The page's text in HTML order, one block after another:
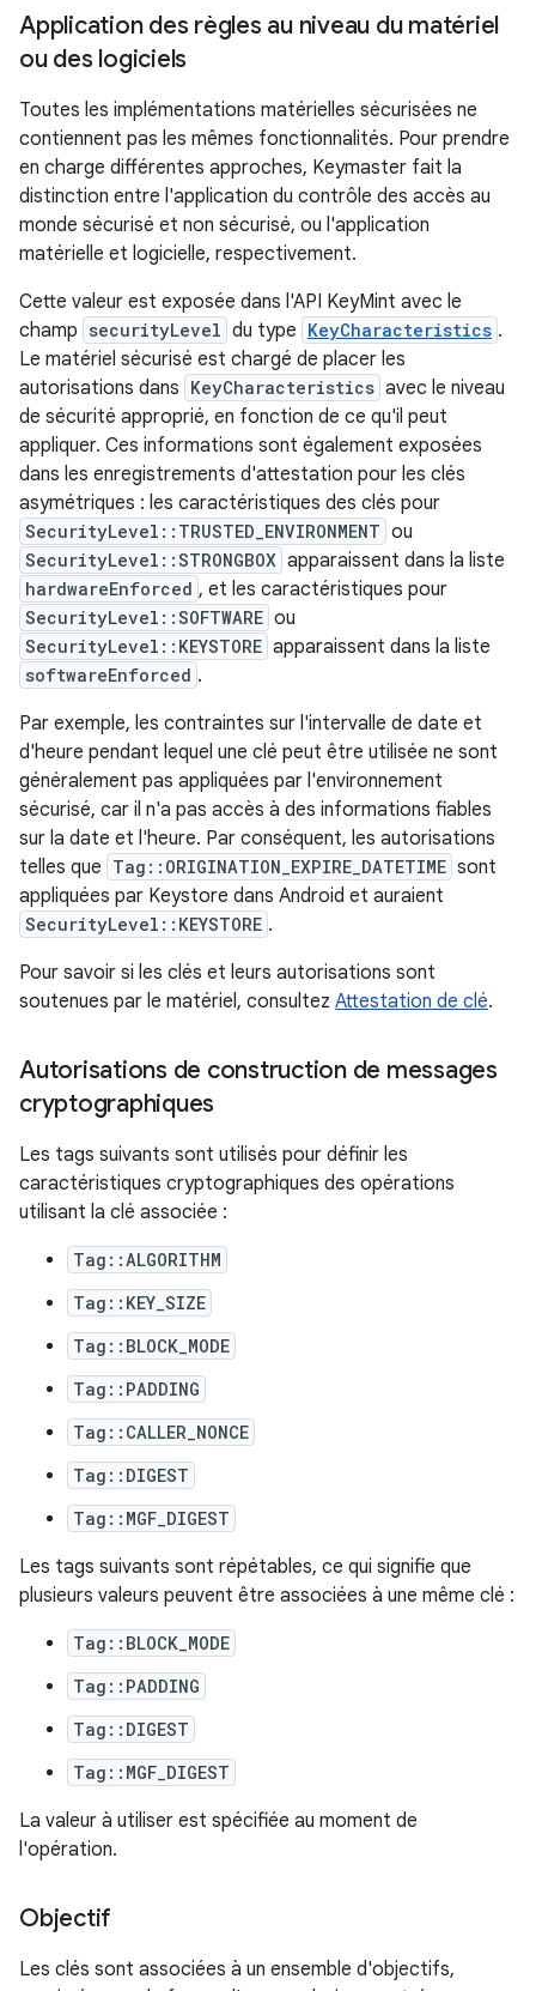
Application des règles au niveau du matériel
ou des logiciels
Toutes les implémentations matérielles sécurisées ne
contiennent pas les mêmes fonctionnalités. Pour prendre
en charge différentes approches, Keymaster fait la
distinction entre l'application du contrôle des accès au
monde sécurisé et non sécurisé, ou l'application
matérielle et logicielle, respectivement.
Cette valeur est exposée dans l'API KeyMint avec le
champ securityLevel du type KeyCharacteristics .
Le matériel sécurisé est chargé de placer les
autorisations dans KeyCharacteristics avec le niveau
de sécurité approprié, en fonction de ce qu'il peut
appliquer. Ces informations sont également exposées
dans les enregistrements d'attestation pour les clés
asymétriques : les caractéristiques des clés pour
SecurityLevel::TRUSTED_ENVIRONMENT ou
SecurityLevel::STRONGBOX apparaissent dans la liste
hardwareEnforced , et les caractéristiques pour
SecurityLevel::SOFTWARE ou
SecurityLevel::KEYSTORE apparaissent dans la liste
softwareEnforced .
Par exemple, les contraintes sur l'intervalle de date et
d'heure pendant lequel une clé peut être utilisée ne sont
généralement pas appliquées par l'environnement
sécurisé, car il n'a pas accès à des informations fiables
sur la date et l'heure. Par conséquent, les autorisations
telles que Tag::ORIGINATION_EXPIRE_DATETIME sont
appliquées par Keystore dans Android et auraient
SecurityLevel::KEYSTORE .
Pour savoir si les clés et leurs autorisations sont
soutenues par le matériel, consultez Attestation de clé.
Autorisations de construction de messages
cryptographiques
Les tags suivants sont utilisés pour définir les
caractéristiques cryptographiques des opérations
utilisant la clé associée :
Tag::ALGORITHM
Tag::KEY_SIZE
Tag::BLOCK_MODE
Tag::PADDING
Tag::CALLER_NONCE
Tag::DIGEST
Tag::MGF_DIGEST
Les tags suivants sont répétables, ce qui signifie que
plusieurs valeurs peuvent être associées à une même clé :
Tag::BLOCK_MODE
Tag::PADDING
Tag::DIGEST
Tag::MGF_DIGEST
La valeur à utiliser est spécifiée au moment de
l'opération.
Objectif
Les clés sont associées à un ensemble d'objectifs,